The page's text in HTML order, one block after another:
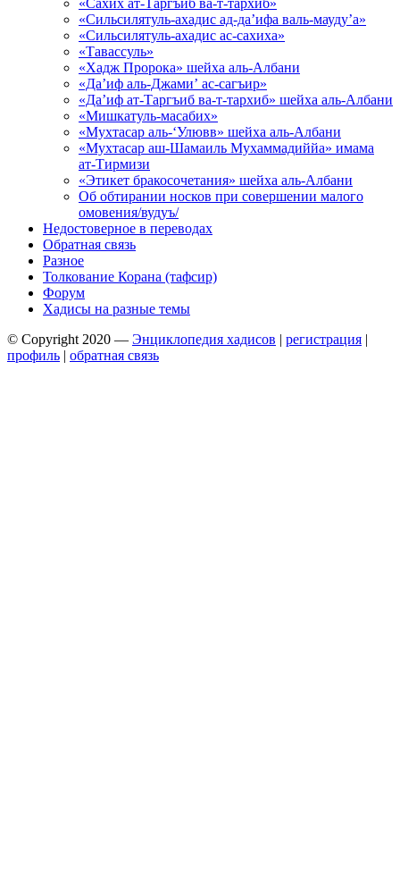
«Сахих ат-Таргъиб ва-т-тархиб»
«Сильсилятуль-ахадис ад-да’ифа валь-мауду’а»
«Сильсилятуль-ахадис ас-сахиха»
«Тавассуль»
«Хадж Пророка» шейха аль-Албани
«Да’иф аль-Джами’ ас-сагъир»
«Да’иф ат-Таргъиб ва-т-тархиб» шейха аль-Албани
«Мишкатуль-масабих»
«Мухтасар аль-‘Улювв» шейха аль-Албани
«Мухтасар аш-Шамаиль Мухаммадиййа» имама
ат-Тирмизи
«Этикет бракосочетания» шейха аль-Албани
Об обтирании носков при совершении малого
омовения/вудуъ/
Недостоверное в переводах
Обратная связь
Разное
Толкование Корана (тафсир)
Форум
Хадисы на разные темы
© Copyright 2020 — Энциклопедия хадисов | регистрация |
профиль | обратная связь